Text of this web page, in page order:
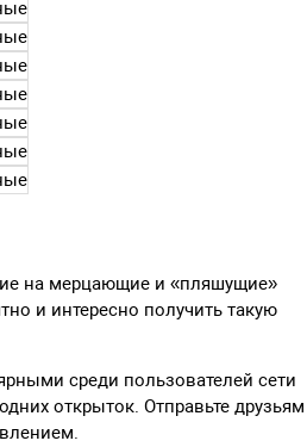
на мерцающие и «пляшущие»
и интересно получить такую
среди пользователей сети
открыток. Отправьте друзьям